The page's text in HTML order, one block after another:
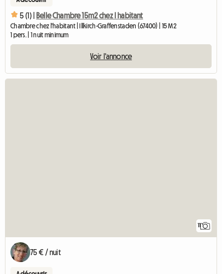
45 € / nuit
A découvrir
Belle Chambre 15m2 chez l habitant
Chambre chez l'habitant | Illkirch-Graffenstaden (67400) | 15 M2
1 pers. | 1 nuit minimum